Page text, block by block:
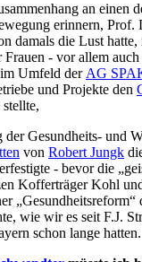
an einen
erinnern, Prof.
damals die Lust
- vor allem
Umfeld der AG
und Projekte den
Gesundheits- und
von Robert Jungk
- bevor die
Kofferträger Kohl
„Gesundheitsreform“
wie wir es seit F.J.
schon lange hatten.